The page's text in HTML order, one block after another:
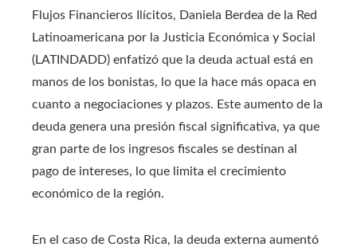
Flujos Financieros Ilícitos, Daniela Berdea de la Red
Latinoamericana por la Justicia Económica y Social
(LATINDADD) enfatizó que la deuda actual está en
manos de los bonistas, lo que la hace más opaca en
cuanto a negociaciones y plazos. Este aumento de la
deuda genera una presión fiscal significativa, ya que
gran parte de los ingresos fiscales se destinan al
pago de intereses, lo que limita el crecimiento
económico de la región.
En el caso de Costa Rica, la deuda externa aumentó